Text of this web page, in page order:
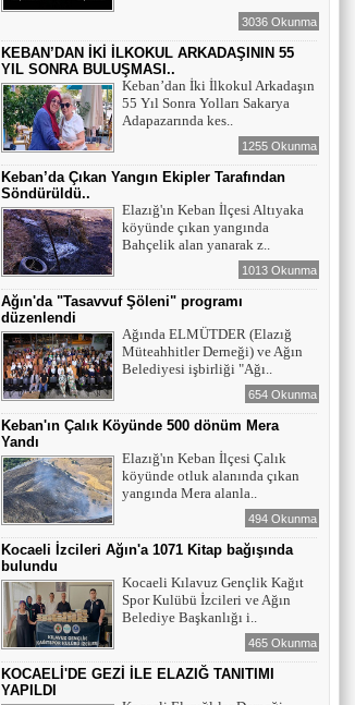
EĞİTİMCİ - ŞAİR - YAZAR : SÜNDÜS
ARSLAN AKÇA
SUÇ SAMUR KÜRK OLSA
AZERBAYCANLI GAZETECİ-YAZAR
GUNAY RZAYEVA
Maral Rahmanzadeh - Azerbaycan'ın İlk
Profesyonel Kadın Ressamı
YAZAR - AV. ALİ DEMİR
TUTUKLAMA KARARI
YAZAR-ŞAİR MİRAÇ DOĞAN
Mavi Işık İnsanları
EĞİTİMCİ-YAZAR TUNER
ENGELLİ İNSANLARIN ENGELLİ
YERİNE FAZLA BAKMAK
EĞİTİMCİ - YAZAR : MİDRAN YOKUŞ
DİKİLİ TAŞLAR - 8
3036 Okunma
KEBAN’DAN İKİ İLKOKUL ARKADAŞININ 55
YIL SONRA BULUŞMASI..
Keban’dan İki İlkokul Arkadaşın
55 Yıl Sonra Yolları Sakarya
Adapazarında kes..
1255 Okunma
Keban’da Çıkan Yangın Ekipler Tarafından
Söndürüldü..
Elazığ'ın Keban İlçesi Altıyaka
köyünde çıkan yangında
Bahçelik alan yanarak z..
1013 Okunma
Ağın'da "Tasavvuf Şöleni" programı
düzenlendi
Ağında ELMÜTDER (Elazığ
Müteahhitler Derneği) ve Ağın
Belediyesi işbirliği "Ağı..
654 Okunma
Keban'ın Çalık Köyünde 500 dönüm Mera
Yandı
Elazığ'ın Keban İlçesi Çalık
köyünde otluk alanında çıkan
yangında Mera alanla..
494 Okunma
Kocaeli İzcileri Ağın'a 1071 Kitap bağışında
bulundu
Kocaeli Kılavuz Gençlik Kağıt
Spor Kulübü İzcileri ve Ağın
Belediye Başkanlığı i..
465 Okunma
KOCAELİ'DE GEZİ İLE ELAZIĞ TANITIMI
YAPILDI